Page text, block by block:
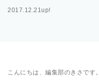
2017.12.21up!
こんにちは、編集部のきさです。